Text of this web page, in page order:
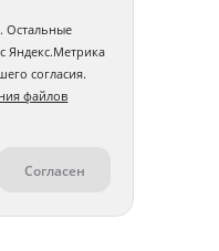
Остальные
Яндекс.Метрика
согласия.
файлов
Согласен